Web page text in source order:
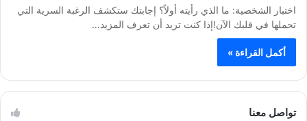
اختبار الشخصية: ما الذي رأيته أولاً؟ إجابتك ستكشف الرغبة السرية التي
تحملها في قلبك الآن!إذا كنت تريد أن تعرف المزيد…
أكمل القراءة »
تواصل معنا